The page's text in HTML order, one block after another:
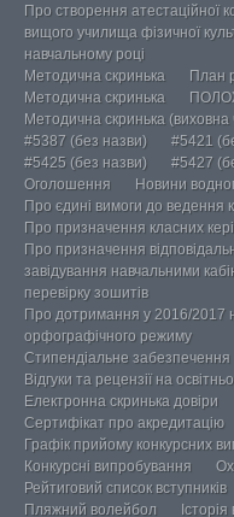
Про створення атестаційної
вищого училища фізичної
навчальному році
Методична скринька
План
Методична скринька
Методична скринька (виховна
#5387 (без назви)
#5421
#5425 (без назви)
#5427
Оголошення
Новини
Про єдині вимоги до ведення
Про призначення класних
Про призначення
завідування навчальними
перевірку зошитів
Про дотримання у 2016/2017
орфографічного режиму
Стипендіальне забезпечення
Відгуки та рецензії на
Електронна скринька довіри
Сертифікат про акредитацію
Графік прийому конкурсних
Конкурсні випробування
Рейтиговий список вступників
Пляжний волейбол